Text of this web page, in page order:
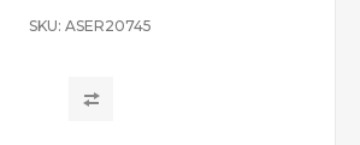
SKU: ASER20745